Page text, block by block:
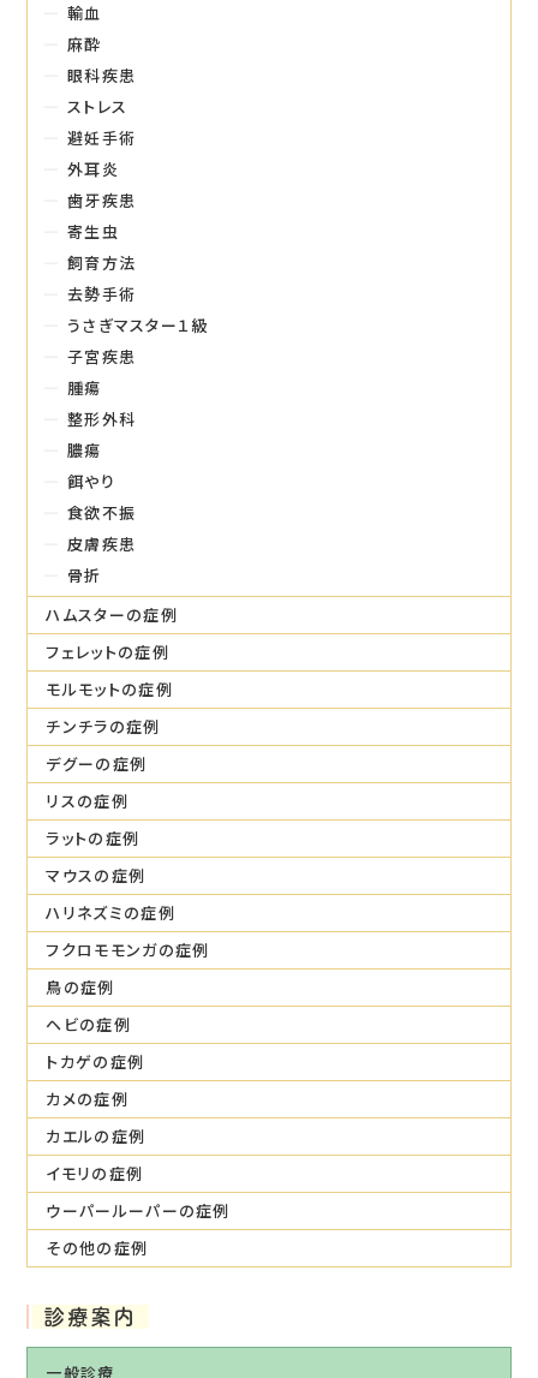
輸血
麻酔
眼科疾患
ストレス
避妊手術
外耳炎
歯牙疾患
寄生虫
飼育方法
去勢手術
うさぎマスター１級
子宮疾患
腫瘍
整形外科
膿瘍
餌やり
食欲不振
皮膚疾患
骨折
ハムスターの症例
フェレットの症例
モルモットの症例
チンチラの症例
デグーの症例
リスの症例
ラットの症例
マウスの症例
ハリネズミの症例
フクロモモンガの症例
鳥の症例
ヘビの症例
トカゲの症例
カメの症例
カエルの症例
イモリの症例
ウーパールーパーの症例
その他の症例
診療案内
一般診療